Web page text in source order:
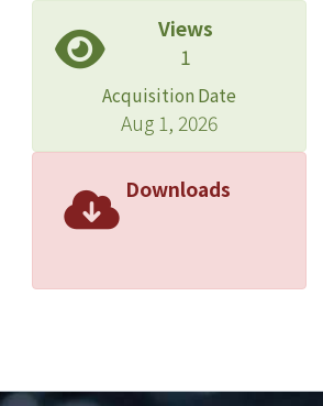
Views
1
Acquisition Date
Aug 1, 2026
Downloads